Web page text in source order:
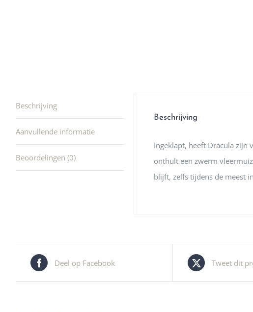
ook heel aardig
Beschrijving
Aanvullende informatie
Beoordelingen (0)
Beschrijving
Ingeklapt, heeft Dracula zijn
onthult een zwerm
blijft, zelfs tijdens de meest
Deel op Facebook Tweet dit